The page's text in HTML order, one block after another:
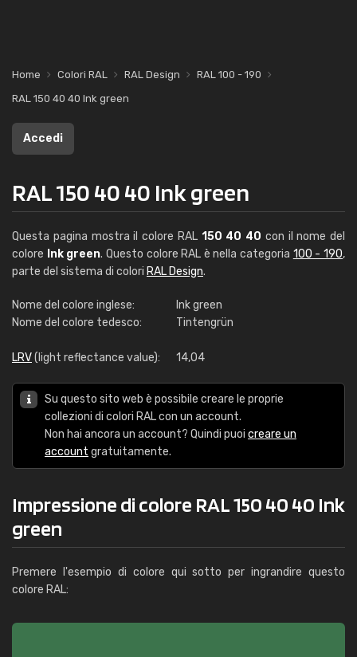
Home Colori RAL RAL Design
RAL 100 - 190
RAL 150 40 40 Ink green
Accedi
RAL 150 40 40 Ink green
Questa pagina mostra il colore RAL 150 40 40 con il nome del
colore Ink green. Questo colore RAL è nella categoria 100 - 190,
parte del sistema di colori RAL Design.
Nome del colore inglese:
Ink green
Nome del colore tedesco:
Tintengrün
LRV(light reflectance value): 14,04
Su questo sito web è possibile creare le proprie
collezioni di colori RAL con un account.
Non hai ancora un account? Quindi puoi creare un
account gratuitamente.
Impressione di colore RAL 150 40 40 Ink
green
Premere l'esempio di colore qui sotto per ingrandire questo
colore RAL: